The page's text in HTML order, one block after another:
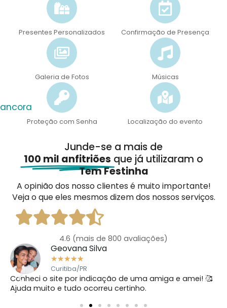
Presentes Personalizados Confirmação de Presença
Galeria de Fotos Músicas
Proteção com Senha Localização do evento
Junde-se a mais de
100 mil anfitriões que já utilizaram o
Tem Festinha
A opinião dos nosso clientes é muito importante!
Veja o que eles mesmos dizem dos nossos serviços.
4.6 (mais de 800 avaliações)
Geovana Silva
★★★★★
Curitiba/PR
Conheci o site por indicação de uma amiga e amei! 🥰
Ajuda muito e tudo ocorreu certinho.
ancora